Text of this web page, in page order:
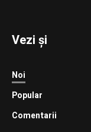
Vezi și
Noi
Popular
Comentarii